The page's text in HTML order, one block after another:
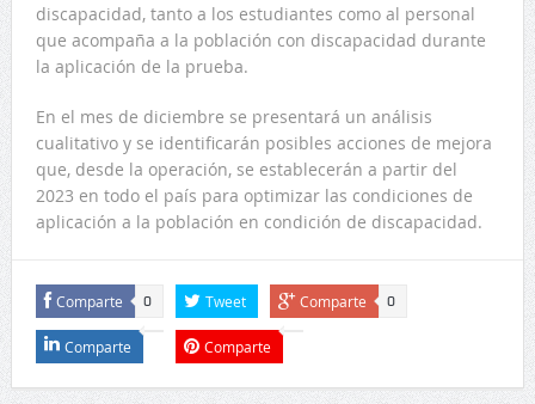
discapacidad, tanto a los estudiantes como al personal
que acompaña a la población con discapacidad durante
la aplicación de la prueba.
En el mes de diciembre se presentará un análisis
cualitativo y se identificarán posibles acciones de mejora
que, desde la operación, se establecerán a partir del
2023 en todo el país para optimizar las condiciones de
aplicación a la población en condición de discapacidad.
Comparte 0 Tweet Comparte 0
Comparte Comparte